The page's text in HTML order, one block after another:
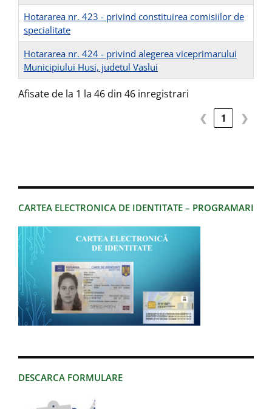
CARTEA ELECTRONICA DE IDENTITATE – PROGRAMARI
DESCARCA FORMULARE
Hotararea nr. 423 - privind constituirea comisiilor de
specialitate
Hotararea nr. 424 - privind alegerea viceprimarului
Municipiului Husi, judetul Vaslui
Afisate de la 1 la 46 din 46 inregistrari
❮ 1 ❯